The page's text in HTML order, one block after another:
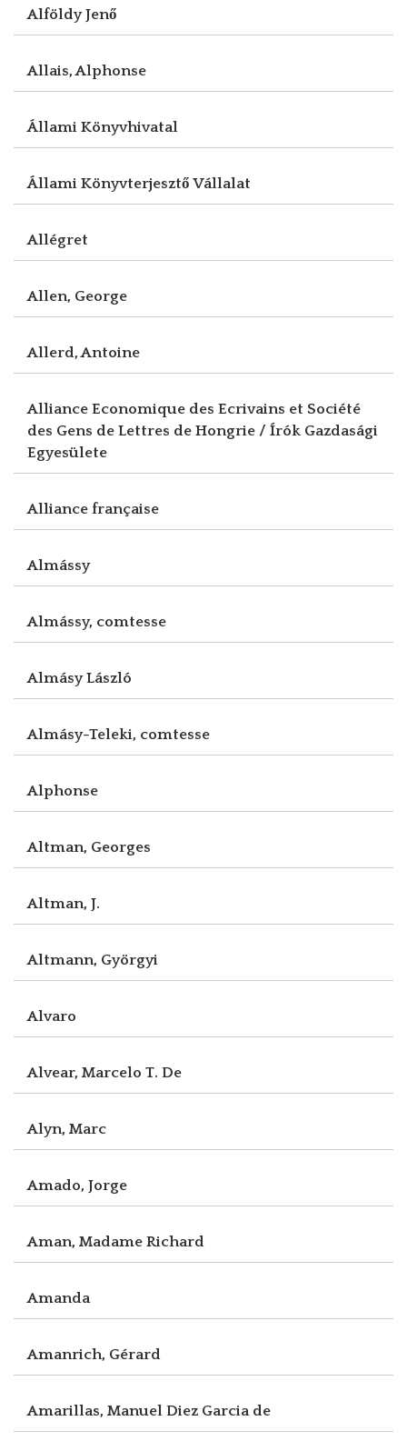
Alföldy Jenő
Allais, Alphonse
Állami Könyvhivatal
Állami Könyvterjesztő Vállalat
Allégret
Allen, George
Allerd, Antoine
Alliance Economique des Ecrivains et Société
des Gens de Lettres de Hongrie / Írók Gazdasági
Egyesülete
Alliance française
Almássy
Almássy, comtesse
Almásy László
Almásy-Teleki, comtesse
Alphonse
Altman, Georges
Altman, J.
Altmann, Györgyi
Alvaro
Alvear, Marcelo T. De
Alyn, Marc
Amado, Jorge
Aman, Madame Richard
Amanda
Amanrich, Gérard
Amarillas, Manuel Diez Garcia de